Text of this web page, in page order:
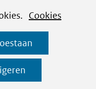
Cookies